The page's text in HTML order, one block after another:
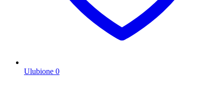
Ulubione 0